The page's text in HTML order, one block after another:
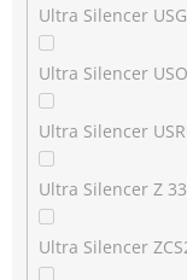
Ultra Silencer
Ultra Silencer
Ultra Silencer
Ultra Silencer Z
Ultra Silencer